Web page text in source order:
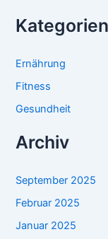
Kategorien
Ernährung
Fitness
Gesundheit
Archiv
September 2025
Februar 2025
Januar 2025